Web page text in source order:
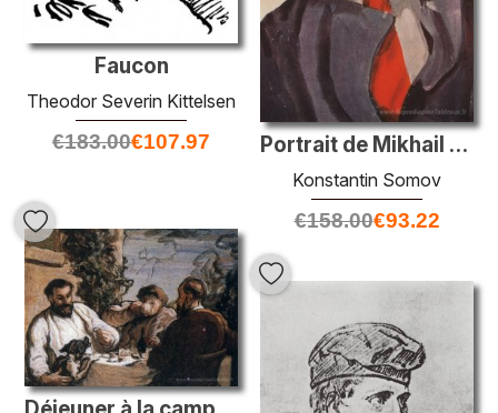
Faucon
Theodor Severin Kittelsen
€183.00€107.97 Portrait de Mikhail Kuzmin
Konstantin Somov
€158.00€93.22